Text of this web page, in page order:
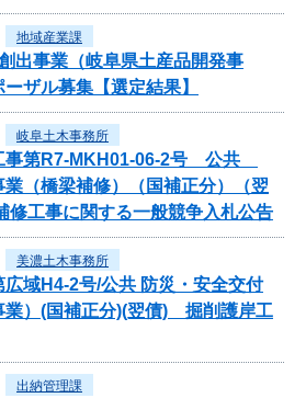
地域産業課
出事業（岐阜県土産品開発事
ザル募集【選定結果】
岐阜土木事務所
事第R7-MKH01-06-2号 公共
（橋梁補修）（国補正分）（翌
修工事に関する一般競争入札公告
美濃土木事務所
広域H4-2号/公共 防災・安全交付
業）(国補正分)(翌債) 掘削護岸工
出納管理課